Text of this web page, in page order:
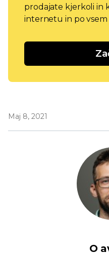
prodajate kjerkoli in
internetu in po vsem
Maj 8, 2021
O